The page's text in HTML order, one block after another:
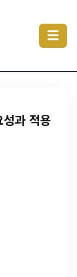
☰
과 적용